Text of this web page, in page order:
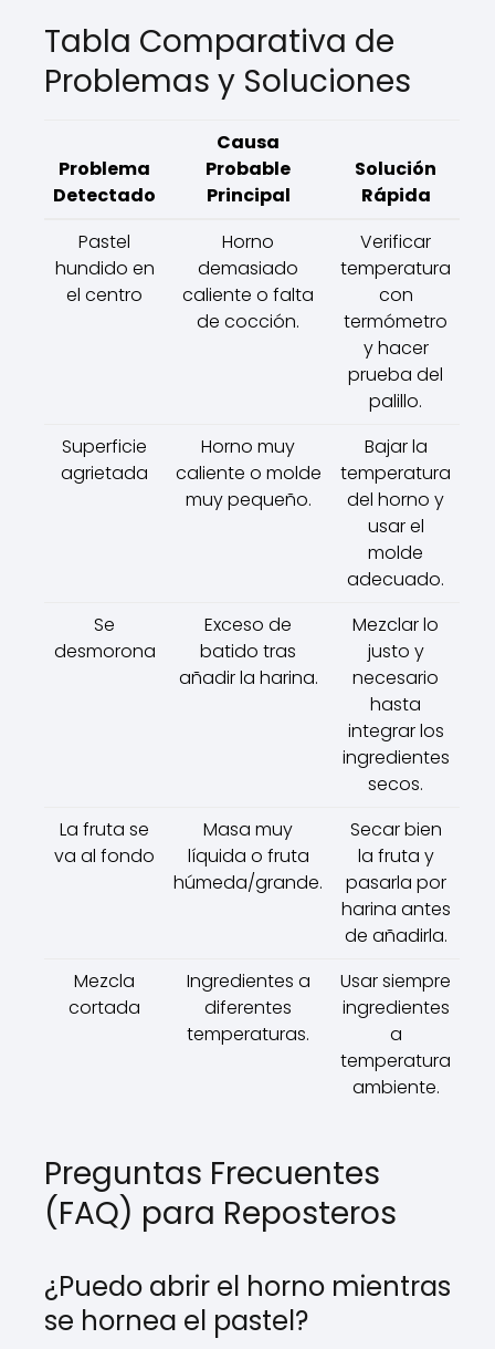
Tabla Comparativa de
Problemas y Soluciones
Problema
Detectado
Causa
Probable
Principal
Solución
Rápida
Pastel
hundido en
el centro
Horno
demasiado
caliente o falta
de cocción.
Verificar
temperatura
con
termómetro
y hacer
prueba del
palillo.
Superficie
agrietada
Horno muy
caliente o molde
muy pequeño.
Bajar la
temperatura
del horno y
usar el
molde
adecuado.
Se
desmorona
Exceso de
batido tras
añadir la harina.
Mezclar lo
justo y
necesario
hasta
integrar los
ingredientes
secos.
La fruta se
va al fondo
Masa muy
líquida o fruta
húmeda/grande.
Secar bien
la fruta y
pasarla por
harina antes
de añadirla.
Mezcla
cortada
Ingredientes a
diferentes
temperaturas.
Usar siempre
ingredientes
a
temperatura
ambiente.
Preguntas Frecuentes
(FAQ) para Reposteros
¿Puedo abrir el horno mientras
se hornea el pastel?